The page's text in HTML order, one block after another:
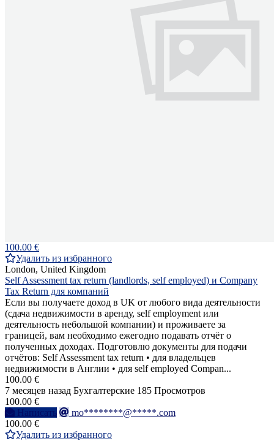
100.00 €
Удалить из избранного
London, United Kingdom
Self Assessment tax return (landlords, self employed) и Company
Tax Return для компаний
Если вы получаете доход в UK от любого вида деятельности
(сдача недвижимости в аренду, self employment или
деятельность небольшой компании) и проживаете за
границей, вам необходимо ежегодно подавать отчёт о
полученных доходах. Подготовлю документы для подачи
отчётов: Self Assessment tax return • для владельцев
недвижимости в Англии • для self employed Compan...
100.00 €
7 месяцев назад Бухгалтерские 185 Просмотров
100.00 €
Написать
mo********@*****.com
100.00 €
Удалить из избранного